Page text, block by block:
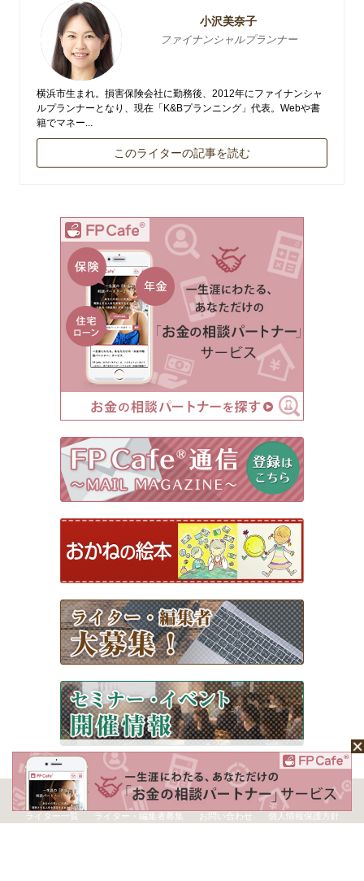
小沢美奈子
ファイナンシャルプランナー
横浜市生まれ。損害保険会社に勤務後、2012年にファイナンシャ
ルプランナーとなり、現在「K&Bプランニング」代表。Webや書
籍でマネー...
このライターの記事を読む
ホーム Mochaについて 運営会社
記事広告掲載について
ライター一覧
ライター・編集者募集 お問い合わせ
個人情報保護方針